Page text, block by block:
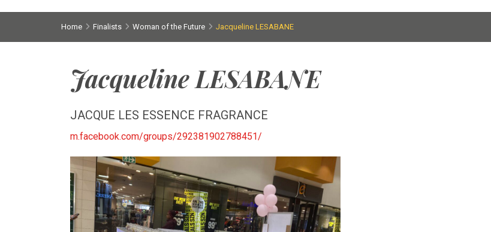
Home Finalists Woman of the Future Jacqueline LESABANE
Jacqueline LESABANE
JACQUE LES ESSENCE FRAGRANCE
m.facebook.com/groups/292381902788451/